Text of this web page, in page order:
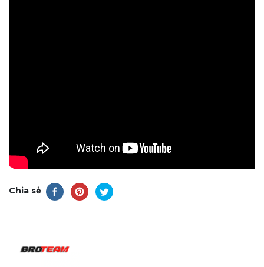
Chia sẻ